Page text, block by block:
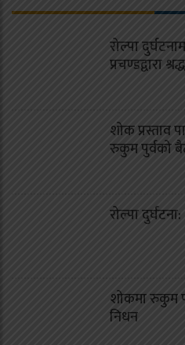
रोल्पा
प्रचण्डद्वारा
शोक प्रस्ताव
रुकुम पुर्वको
रोल्पा
शोकमा रुकुम
निधन